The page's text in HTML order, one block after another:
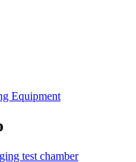
Equipment